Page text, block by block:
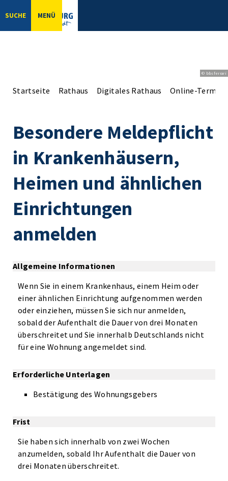
SUCHE MENÜ
© bbsferrari
Startseite Rathaus Digitales Rathaus Online-
Besondere Meldepflicht
in Krankenhäusern,
Heimen und ähnlichen
Einrichtungen
anmelden
Allgemeine Informationen
Wenn Sie in einem Krankenhaus, einem Heim oder
einer ähnlichen Einrichtung aufgenommen werden
oder einziehen, müssen Sie sich nur anmelden,
sobald der Aufenthalt die Dauer von drei Monaten
überschreitet und Sie innerhalb Deutschlands nicht
für eine Wohnung angemeldet sind.
Erforderliche Unterlagen
Bestätigung des Wohnungsgebers
Frist
Sie haben sich innerhalb von zwei Wochen
anzumelden, sobald Ihr Aufenthalt die Dauer von
drei Monaten überschreitet.